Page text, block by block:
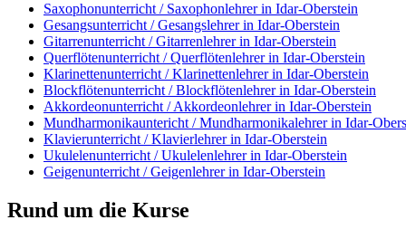
Saxophonunterricht / Saxophonlehrer in Idar-Oberstein
Gesangsunterricht / Gesangslehrer in Idar-Oberstein
Gitarrenunterricht / Gitarrenlehrer in Idar-Oberstein
Querflötenunterricht / Querflötenlehrer in Idar-Oberstein
Klarinettenunterricht / Klarinettenlehrer in Idar-Oberstein
Blockflötenunterricht / Blockflötenlehrer in Idar-Oberstein
Akkordeonunterricht / Akkordeonlehrer in Idar-Oberstein
Mundharmonikauntericht / Mundharmonikalehrer in Idar-
Klavierunterricht / Klavierlehrer in Idar-Oberstein
Ukulelenunterricht / Ukulelenlehrer in Idar-Oberstein
Geigenunterricht / Geigenlehrer in Idar-Oberstein
Rund um die Kurse